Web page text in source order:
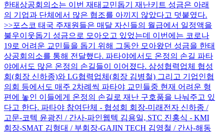
한태상공회의소는 이번 재태교민돕기 재난키트 성금은 아래
의 기업과 단체에서 많은 협조를 아끼지 않았다고 덧붙였다.
>>포스코 태국 주재원들은 매달 자신들의 월급에서 일정액을
불우이웃돕기 성금으로 모아오고 있었는데 이번에는 코로나
19로 어려운 교민들을 돕기 위해 그동안 모아왔던 성금을 한태
상공회의소를 통해 전달했다. 파타야에서도 온정의 손길 파타
야에서도 많은 온정의 손길들이 이어졌다. 삼성협력업체 협성
회(회장 신하종)와 LG협력업체(회장 김병철) 그리고 기업인협
의회 등에서도 매주 2차례씩 파타야 교민들중 현재 어려운 형
편에 놓인 이들에게 온정의 손길로 재난 구호품을 나눠주고 있
다고 한다. 파타야 참여단체 - 협성회 회장-미래전자 신하종 /
고문-코텍 윤광진 / 간사-파인웹텍 김용일, STC 진홍식 - KMI
회장-SMAT 김형대 / 부회장-GAJIN TECH 김영철 / 간사-해동